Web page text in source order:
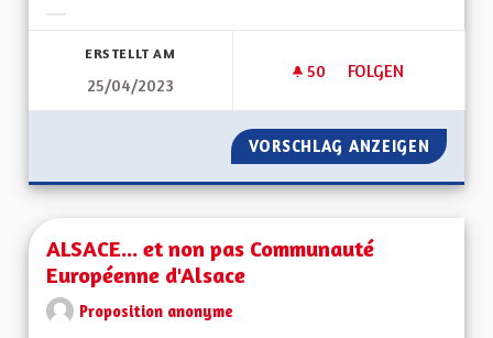
ERSTELLT AM
25/04/2023
50 50 FOLLOWER
FOLGEN
ALSACE, PAYS DES
VORSCHLAG ANZEIGEN
ALSACE... et non pas Communauté
Européenne d'Alsace
Proposition anonyme